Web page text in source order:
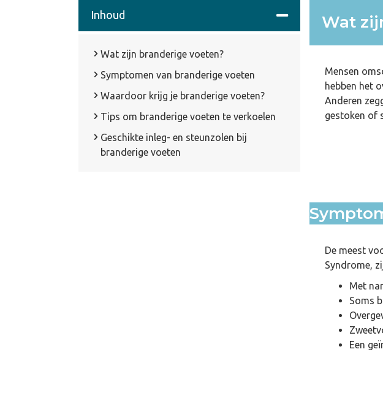
Inhoud
Wat zijn branderige voeten?
Symptomen van branderige voeten
Waardoor krijg je branderige voeten?
Tips om branderige voeten te verkoelen
Geschikte inleg- en steunzolen bij
branderige voeten
Wat
Mensen
hebben het
Anderen
gestoken of
De meest
Syndrome,
Met
Soms
Een